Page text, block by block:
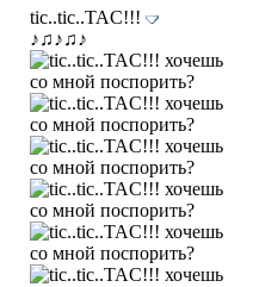
tic..tic..TAC!!!
♪♫♪♫♪